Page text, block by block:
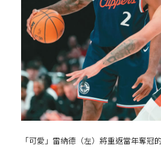
「可愛」雷納德（左）將重返當年奪冠